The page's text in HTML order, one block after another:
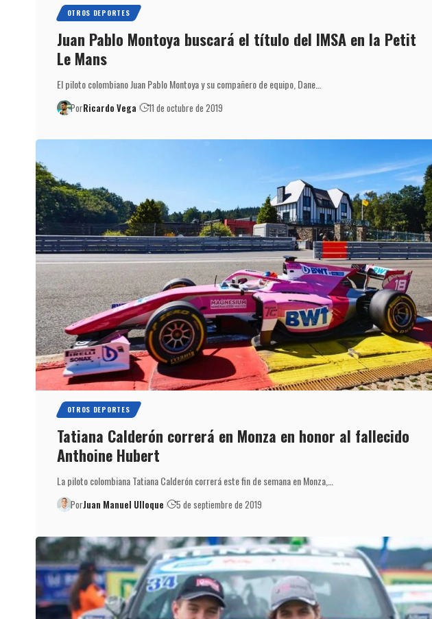
OTROS DEPORTES
Juan Pablo Montoya buscará el título del IMSA en la Petit
Le Mans
El piloto colombiano Juan Pablo Montoya y su compañero de equipo, Dane…
PorRicardo Vega 11 de octubre de 2019
OTROS DEPORTES
Tatiana Calderón correrá en Monza en honor al fallecido
Anthoine Hubert
La piloto colombiana Tatiana Calderón correrá este fin de semana en Monza,…
PorJuan Manuel Ulloque 5 de septiembre de 2019